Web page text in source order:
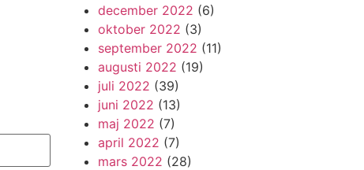
december 2022 (6)
oktober 2022 (3)
september 2022 (11)
augusti 2022 (19)
juli 2022 (39)
juni 2022 (13)
maj 2022 (7)
april 2022 (7)
mars 2022 (28)